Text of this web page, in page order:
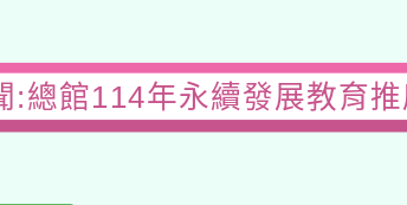
:總館114年永續發展教育